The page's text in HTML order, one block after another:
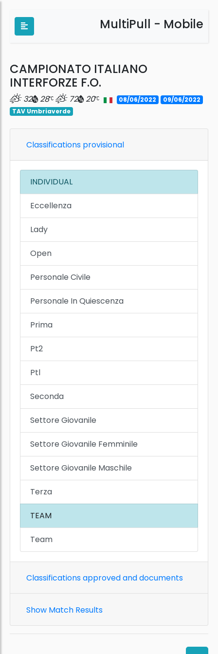
MultiPull - Mobile
CAMPIONATO ITALIANO
INTERFORZE F.O.
32 28 72 20 08/06/2022
09/06/2022
TAV Umbriaverde
Classifications provisional
INDIVIDUAL
Eccellenza
Lady
Open
Personale Civile
Personale In Quiescenza
Prima
Pt2
Ptl
Seconda
Settore Giovanile
Settore Giovanile Femminile
Settore Giovanile Maschile
Terza
TEAM
Team
Classifications approved and documents
Show Match Results